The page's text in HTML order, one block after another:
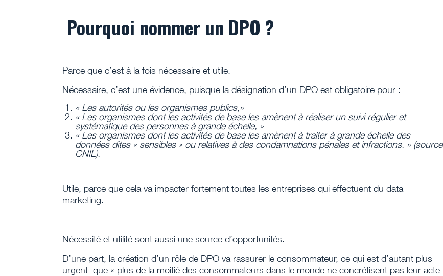
Pourquoi nommer un DPO ?
Parce que c’est à la fois nécessaire et utile.
Nécessaire, c’est une évidence, puisque la désignation d’un DPO est obligatoire pour :
« Les autorités ou les organismes publics,»
« Les organismes dont les activités de base les amènent à réaliser un suivi régulier et
systématique des personnes à grande échelle, »
« Les organismes dont les activités de base les amènent à traiter à grande échelle des
données dites « sensibles » ou relatives à des condamnations pénales et infractions. » (source
CNIL).
Utile, parce que cela va impacter fortement toutes les entreprises qui effectuent du data
marketing.
Nécessité et utilité sont aussi une source d’opportunités.
D’une part, la création d’un rôle de DPO va rassurer le consommateur, ce qui est d’autant plus
urgent que « plus de la moitié des consommateurs dans le monde ne concrétisent pas leur acte